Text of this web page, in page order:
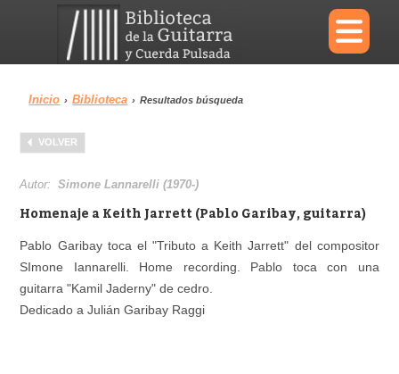
×
Menu
Biblioteca
Área personal Reproductor
Inicio › Biblioteca › Resultados búsqueda
VOLVER
Autor:Simone Lannarelli (1970-)
Homenaje a Keith Jarrett (Pablo Garibay, guitarra)
Pablo Garibay toca el "Tributo a Keith Jarrett" del compositor
SImone Iannarelli. Home recording. Pablo toca con una
guitarra "Kamil Jaderny" de cedro.
Dedicado a Julián Garibay Raggi